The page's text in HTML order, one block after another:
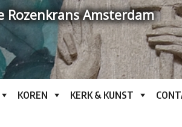
Rozenkrans Amsterdam
KOREN KERK & KUNST